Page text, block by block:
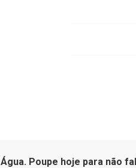
Água. Poupe hoje para não